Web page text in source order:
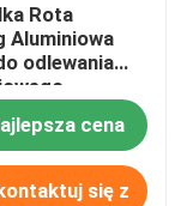
Rota
Aluminiowa
odlewania
cena
się z